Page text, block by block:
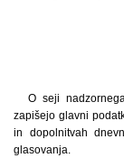
O seji
zapišejo glavni
in dopolnitvah
glasovanja.